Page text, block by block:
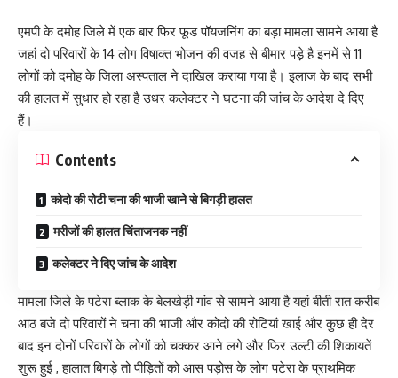
एमपी के दमोह जिले में एक बार फिर फूड पॉयजनिंग का बड़ा मामला सामने आया है
जहां दो परिवारों के 14 लोग विषाक्त भोजन की वजह से बीमार पड़े है इनमें से 11
लोगों को दमोह के जिला अस्पताल ने दाखिल कराया गया है। इलाज के बाद सभी
की हालत में सुधार हो रहा है उधर कलेक्टर ने घटना की जांच के आदेश दे दिए
हैं।
Contents
कोदो की रोटी चना की भाजी खाने से बिगड़ी हालत
मरीजों की हालत चिंताजनक नहीं
कलेक्टर ने दिए जांच के आदेश
मामला जिले के पटेरा ब्लाक के बेलखेड़ी गांव से सामने आया है यहां बीती रात करीब
आठ बजे दो परिवारों ने चना की भाजी और कोदो की रोटियां खाई और कुछ ही देर
बाद इन दोनों परिवारों के लोगों को चक्कर आने लगे और फिर उल्टी की शिकायतें
शुरू हुई , हालात बिगड़े तो पीड़ितों को आस पड़ोस के लोग पटेरा के प्राथमिक